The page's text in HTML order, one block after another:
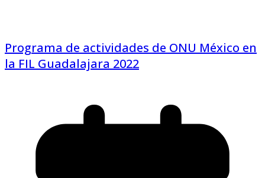
Programa de actividades de ONU México en
la FIL Guadalajara 2022